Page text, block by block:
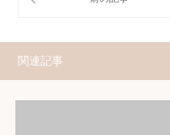
関連記事